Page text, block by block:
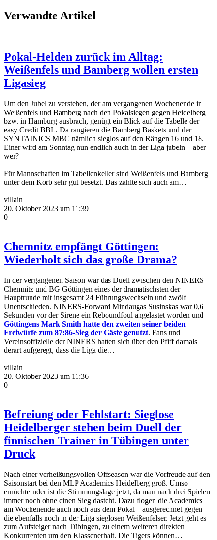
Verwandte Artikel
Pokal-Helden zurück im Alltag:
Weißenfels und Bamberg wollen ersten
Ligasieg
Um den Jubel zu verstehen, der am vergangenen Wochenende in
Weißenfels und Bamberg nach den Pokalsiegen gegen Heidelberg
bzw. in Hamburg ausbrach, genügt ein Blick auf die Tabelle der
easy Credit BBL. Da rangieren die Bamberg Baskets und der
SYNTAINICS MBC nämlich sieglos auf den Rängen 16 und 18.
Einer wird am Sonntag nun endlich auch in der Liga jubeln – aber
wer?
Für Mannschaften im Tabellenkeller sind Weißenfels und Bamberg
unter dem Korb sehr gut besetzt. Das zahlte sich auch am…
villain
20. Oktober 2023 um 11:39
0
Chemnitz empfängt Göttingen:
Wiederholt sich das große Drama?
In der vergangenen Saison war das Duell zwischen den NINERS
Chemnitz und BG Göttingen eines der dramatischsten der
Hauptrunde mit insgesamt 24 Führungswechseln und zwölf
Unentschieden. NINERS-Forward Mindaugas Susinskas war 0,6
Sekunden vor der Sirene ein Reboundfoul angelastet worden und
Göttingens Mark Smith hatte den zweiten seiner beiden
Freiwürfe zum 87:86-Sieg der Gäste genutzt. Fans und
Vereinsoffizielle der NINERS hatten sich über den Pfiff damals
derart aufgeregt, dass die Liga die…
villain
20. Oktober 2023 um 11:36
0
Befreiung oder Fehlstart: Sieglose
Heidelberger stehen beim Duell der
finnischen Trainer in Tübingen unter
Druck
Nach einer verheißungsvollen Offseason war die Vorfreude auf den
Saisonstart bei den MLP Academics Heidelberg groß. Umso
ernüchternder ist die Stimmungslage jetzt, da man nach drei Spielen
immer noch ohne einen Sieg dasteht. Dazu flogen die Academics
am Wochenende auch noch aus dem Pokal – ausgerechnet gegen
die ebenfalls noch in der Liga sieglosen Weißenfelser. Jetzt geht es
zum Aufsteiger nach Tübingen, zu einem weiteren direkten
Konkurrenten um den Klassenerhalt. Die Tigers können…